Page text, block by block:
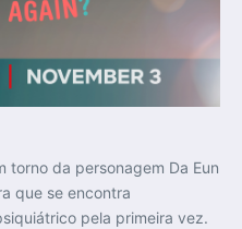
torno da personagem Da Eun
que se encontra
pela primeira vez.